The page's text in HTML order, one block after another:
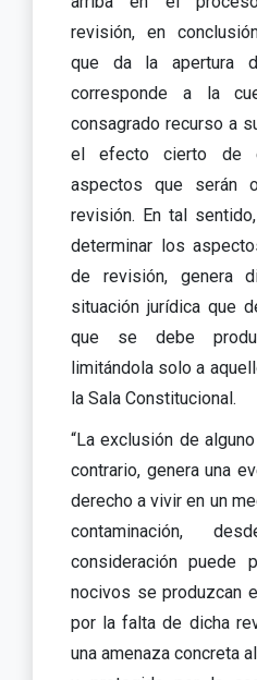
revisión, en
que da la apertura
corresponde a la
consagrado recurso a
el efecto cierto de
aspectos que serán
revisión. En tal
determinar los
de revisión, genera
situación jurídica que
que se debe
limitándola solo a
la Sala Constitucional.
“La exclusión de
contrario, genera una
derecho a vivir en un
contaminación,
consideración puede
nocivos se produzcan
por la falta de dicha
una amenaza concreta